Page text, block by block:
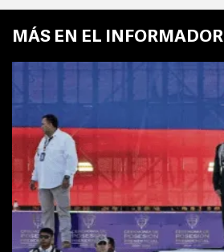
MÁS EN EL INFORMADOR